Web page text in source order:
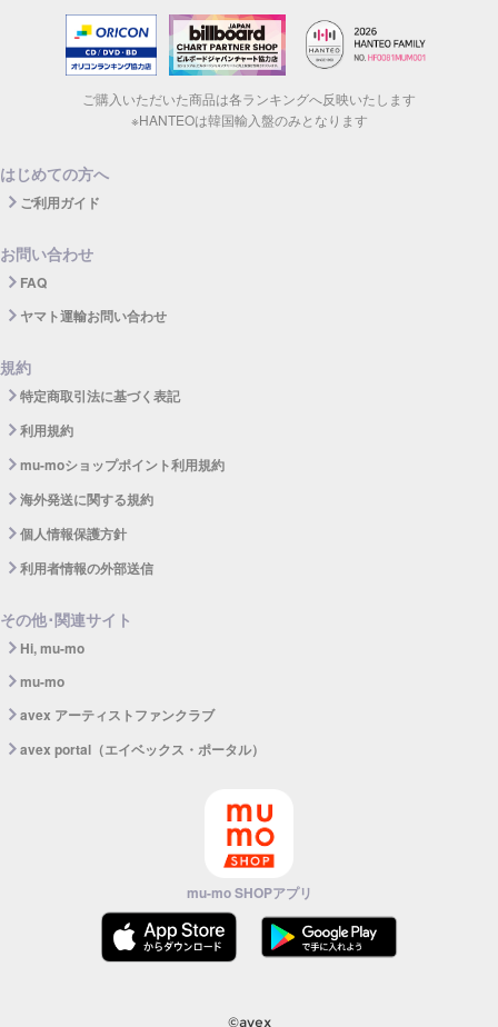
ご購入いただいた商品は各ランキングへ反映いたします
※HANTEOは韓国輸入盤のみとなります
はじめての方へ
ご利用ガイド
お問い合わせ
FAQ
ヤマト運輸お問い合わせ
規約
特定商取引法に基づく表記
利用規約
mu-moショップポイント利用規約
海外発送に関する規約
個人情報保護方針
利用者情報の外部送信
その他･関連サイト
Hi, mu-mo
mu-mo
avex アーティストファンクラブ
avex portal（エイベックス・ポータル）
mu-mo SHOPアプリ
©avex